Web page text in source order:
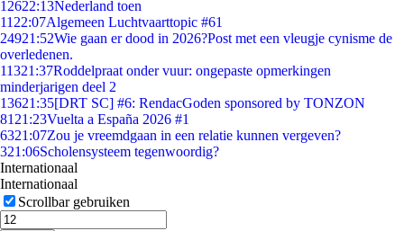
12622:13Nederland toen
11 22:07Algemeen Luchtvaarttopic #61
24921:52Wie gaan er dood in 2026?Post met een vleugje cynisme de
overledenen.
11321:37Roddelpraat onder vuur: ongepaste opmerkingen
minderjarigen deel 2
13621:35[DRT SC] #6: RendacGoden sponsored by TONZON
81 21:23Vuelta a España 2026 #1
6321:07Zou je vreemdgaan in een relatie kunnen vergeven?
321:06Scholensysteem tegenwoordig?
Internationaal
Internationaal
Scrollbar gebruiken